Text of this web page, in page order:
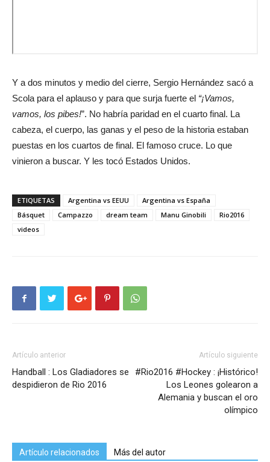
Y a dos minutos y medio del cierre, Sergio Hernández sacó a
Scola para el aplauso y para que surja fuerte el “¡Vamos,
vamos, los pibes!”. No habría paridad en el cuarto final. La
cabeza, el cuerpo, las ganas y el peso de la historia estaban
puestas en los cuartos de final. El famoso cruce. Lo que
vinieron a buscar. Y les tocó Estados Unidos.
ETIQUETAS Argentina vs EEUU
Argentina vs España
Básquet
Campazzo dream team Manu Ginobili
Rio2016
videos
Artículo anterior
Handball : Los Gladiadores se
despidieron de Rio 2016
Artículo siguiente
#Rio2016 #Hockey : ¡Histórico!
Los Leones golearon a
Alemania y buscan el oro
olímpico
Artículo relacionados Más del autor